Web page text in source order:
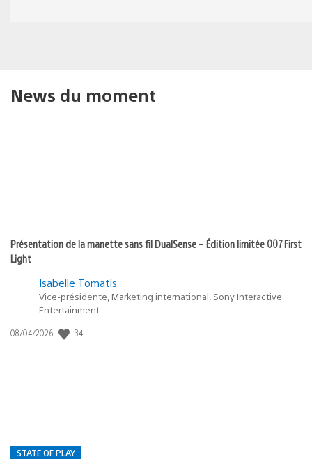
News du moment
Présentation de la manette sans fil DualSense – Édition limitée 007 First
Light
Isabelle Tomatis
Vice-présidente, Marketing international, Sony Interactive
Entertainment
Date
08/04/2026 34
STATE OF PLAY